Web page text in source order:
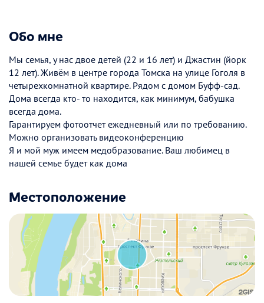
Обо мне
Мы семья, у нас двое детей (22 и 16 лет) и Джастин (йорк
12 лет). Живём в центре города Томска на улице Гоголя в
четырехкомнатной квартире. Рядом с домом Буфф-сад.
Дома всегда кто- то находится, как минимум, бабушка
всегда дома.
Гарантируем фотоотчет ежедневный или по требованию.
Можно организовать видеоконференцию
Я и мой муж имеем медобразование. Ваш любимец в
нашей семье будет как дома
Местоположение